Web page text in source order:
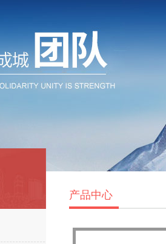
产品中心